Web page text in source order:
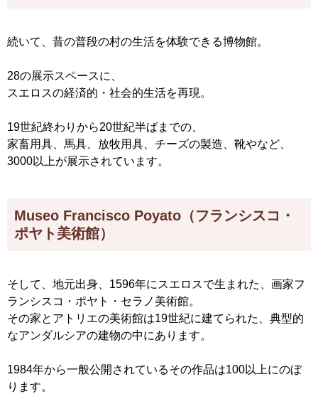
続いて、昔の普段の村の生活を体験できる博物館。
28の展示スペースに、
スエロスの経済的・社会的生活を再現。
19世紀終わりから20世紀半ばまでの、
家畜用具、馬具、放牧用具、チーズの製造、靴やなど、
3000以上が展示されています。
Museo Francisco Poyato（フランシスコ・
ポヤト美術館）
そして、地元出身、1596年にスエロスで生まれた、画家フ
ランシスコ・ポヤト・セラノ美術館。
その家とアトリエの美術館は19世紀に建てられた、典型的
なアンダルシアの建物の中にあります。
1984年から一般公開されているその作品は100以上にのぼ
ります。